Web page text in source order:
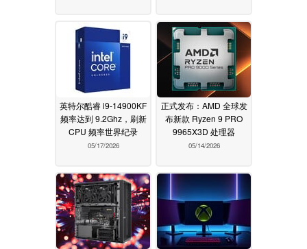
英特尔酷睿 i9-14900KF
频率达到 9.2Ghz，刷新
CPU 频率世界纪录
05/17/2026
正式发布：AMD 全球发
布新款 Ryzen 9 PRO
9965X3D 处理器
05/14/2026